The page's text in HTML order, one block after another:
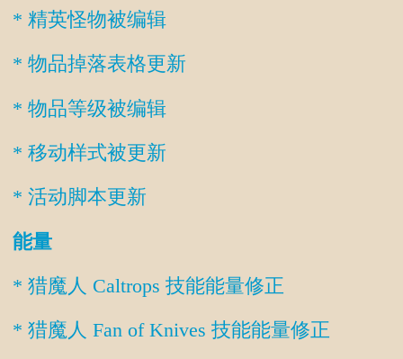
* 精英怪物被编辑
* 物品掉落表格更新
* 物品等级被编辑
* 移动样式被更新
* 活动脚本更新
能量
* 猎魔人 Caltrops 技能能量修正
* 猎魔人 Fan of Knives 技能能量修正